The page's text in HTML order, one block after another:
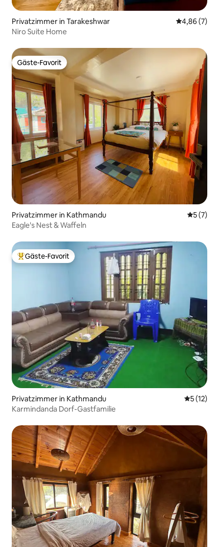
Privatzimmer in Tarakeshwar
4,86 (7)
Niro Suite Home
Gäste-Favorit
Gäste-Favorit
Privatzimmer in Kathmandu
5 (7)
Eagle's Nest & Waffeln
Beliebter Gäste-Favorit.
Gäste-Favorit
Privatzimmer in Kathmandu
5 (12)
Karmindanda Dorf-Gastfamilie